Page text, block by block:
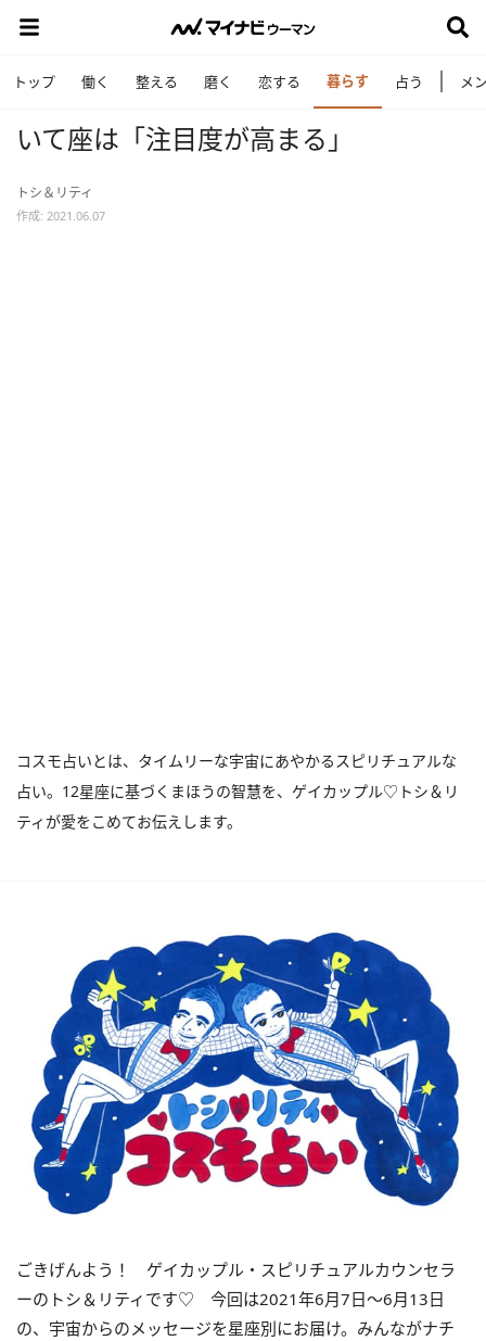
トップ 働く 整える 磨く 恋する 暮らす 占う メ
いて座は「注目度が高まる」
トシ＆リティ
作成: 2021.06.07
コスモ占いとは、タイムリーな宇宙にあやかるスピリチュアルな
占い。12星座に基づくまほうの智慧を、ゲイカップル♡トシ＆リ
ティが愛をこめてお伝えします。
ごきげんよう！ ゲイカップル・スピリチュアルカウンセラ
ーのトシ＆リティです♡ 今回は2021年6月7日〜6月13日
の、宇宙からのメッセージを星座別にお届け。みんながナチ